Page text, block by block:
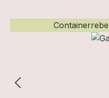
Bildergalerie